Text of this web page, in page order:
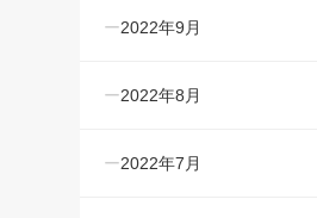
2022年9月
2022年8月
2022年7月